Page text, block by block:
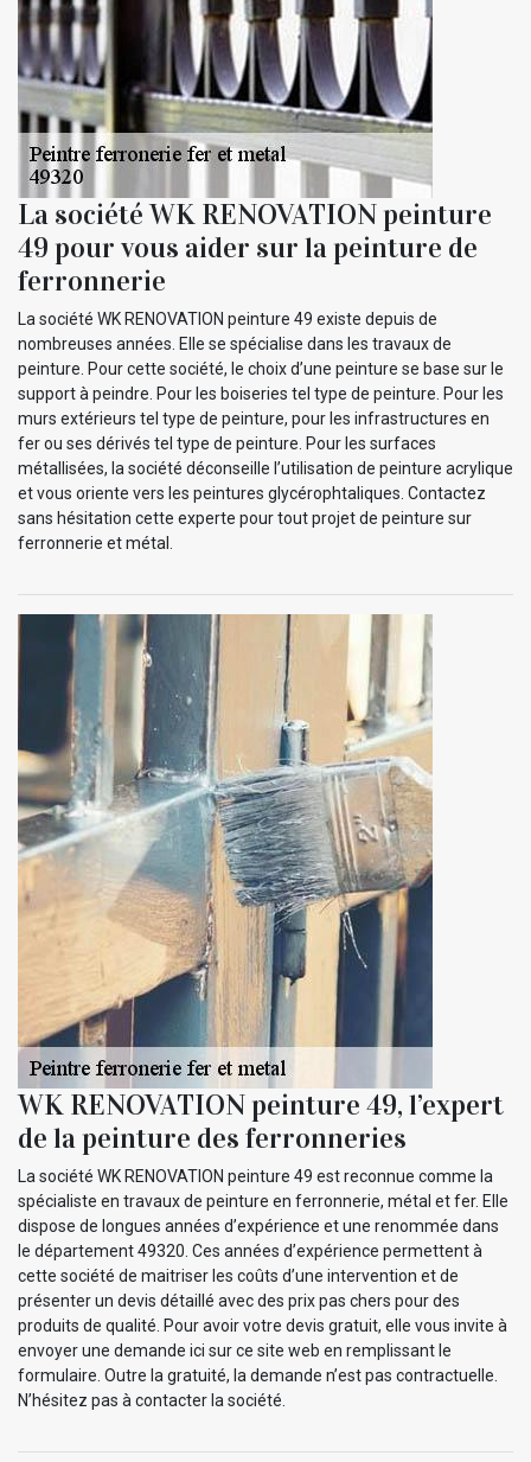
La société WK RENOVATION peinture
49 pour vous aider sur la peinture de
ferronnerie
La société WK RENOVATION peinture 49 existe depuis de
nombreuses années. Elle se spécialise dans les travaux de
peinture. Pour cette société, le choix d’une peinture se base sur le
support à peindre. Pour les boiseries tel type de peinture. Pour les
murs extérieurs tel type de peinture, pour les infrastructures en
fer ou ses dérivés tel type de peinture. Pour les surfaces
métallisées, la société déconseille l’utilisation de peinture acrylique
et vous oriente vers les peintures glycérophtaliques. Contactez
sans hésitation cette experte pour tout projet de peinture sur
ferronnerie et métal.
WK RENOVATION peinture 49, l’expert
de la peinture des ferronneries
La société WK RENOVATION peinture 49 est reconnue comme la
spécialiste en travaux de peinture en ferronnerie, métal et fer. Elle
dispose de longues années d’expérience et une renommée dans
le département 49320. Ces années d’expérience permettent à
cette société de maitriser les coûts d’une intervention et de
présenter un devis détaillé avec des prix pas chers pour des
produits de qualité. Pour avoir votre devis gratuit, elle vous invite à
envoyer une demande ici sur ce site web en remplissant le
formulaire. Outre la gratuité, la demande n’est pas contractuelle.
N’hésitez pas à contacter la société.